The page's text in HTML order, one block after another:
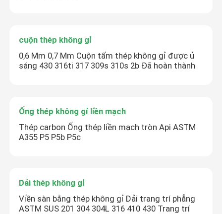
cuộn thép không gỉ
0,6 Mm 0,7 Mm Cuộn tấm thép không gỉ được ủ
sáng 430 316ti 317 309s 310s 2b Đã hoàn thành
Ống thép không gỉ liền mạch
Thép carbon Ống thép liền mạch tròn Api ASTM
A355 P5 P5b P5c
Dải thép không gỉ
Viền sàn bằng thép không gỉ Dải trang trí phẳng
ASTM SUS 201 304 304L 316 410 430 Trang trí